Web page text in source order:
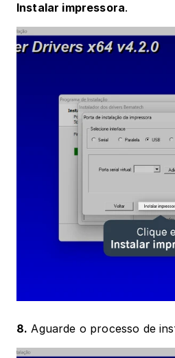
Instalar impressora.
8. Aguarde o processo de